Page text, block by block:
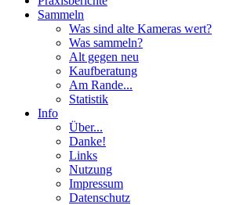
Sammeln
Was sind alte Kameras wert?
Was sammeln?
Alt gegen neu
Kaufberatung
Am Rande...
Statistik
Info
Über...
Danke!
Links
Nutzung
Impressum
Datenschutz